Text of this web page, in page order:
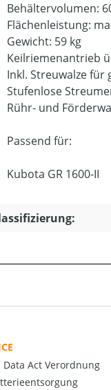
Behältervolumen:
Flächenleistung:
Gewicht: 59 kg
Keilriemenantrieb
Inkl. Streuwalze
Stufenlose
Rühr- und
Passend für:
Kubota GR 1600-II
Data Act Verordnung